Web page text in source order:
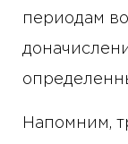
периодам
Напомним,